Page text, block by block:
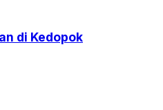
di Kedopok